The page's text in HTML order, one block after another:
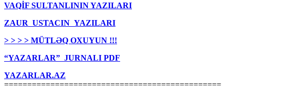
VAQİF SULTANLININ YAZILARI
ZAUR USTACIN YAZILARI
> > > > MÜTLƏQ OXUYUN !!!
“YAZARLAR” JURNALI PDF
YAZARLAR.AZ
===============================================